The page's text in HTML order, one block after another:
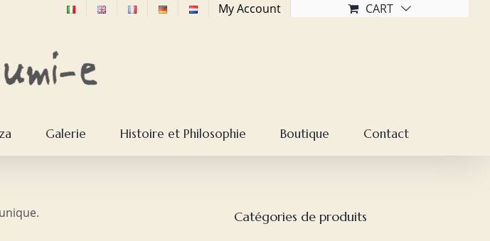
My Account CART
Galerie Histoire et Philosophie Boutique Contact
Catégories de produits